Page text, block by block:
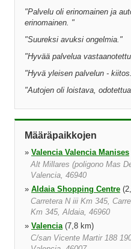
"Palvelu oli erinomainen ja
erinomainen. "
"Suureksi avuksi ongelmia. "
"Hyvää palvelua vastaanotettu
"Hyvä yleisen palvelun - kiitos.
"Autojen oli loistava,
Määräpaikkojen
» Valencia Valencia Manises
Alt Millares (poligono Mas
Valencia, 46940
» Aldaia Shopping Centre
Carretera N iii Km 345,
Km 345, Aldaia, 46960
» Valencia(7,8 km)
C/san Vicente Martir 188